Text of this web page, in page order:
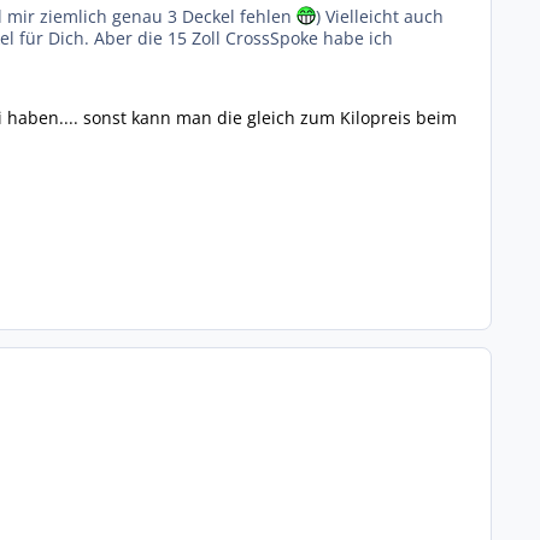
mir ziemlich genau 3 Deckel fehlen
) Vielleicht auch
für Dich. Aber die 15 Zoll CrossSpoke habe ich
sonst kann man die gleich zum Kilopreis beim